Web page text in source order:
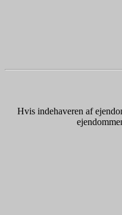
Hvis indehaveren af